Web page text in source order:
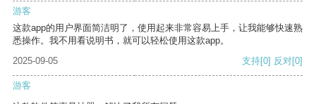
游客
这款app的用户界面简洁明了，使用起来非常容易上手，让我能够快速熟
悉操作。我不用看说明书，就可以轻松使用这款app。
2025-09-05
支持[0] 反对[0]
游客